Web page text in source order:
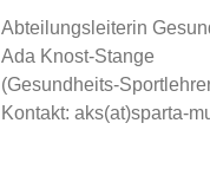
Abteilungsleiterin
Ada Knost-Stange
(Gesundheits-
Kontakt: aks(at)sparta-